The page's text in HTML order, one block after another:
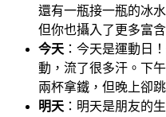
還有一瓶接一瓶的冰
但你也攝入了更多富
今天 ：今天是運動日
動，流了很多汗。下
兩杯拿鐵，但晚上卻
明天 ：明天是朋友的